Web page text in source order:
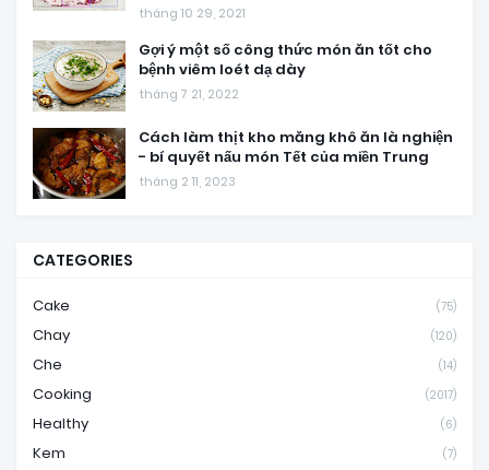
tháng 10 29, 2021
Gợi ý một số công thức món ăn tốt cho
bệnh viêm loét dạ dày
tháng 7 21, 2022
Cách làm thịt kho măng khô ăn là nghiện
- bí quyết nấu món Tết của miền Trung
tháng 2 11, 2023
CATEGORIES
Cake (75)
Chay (120)
Che (14)
Cooking (2017)
Healthy (6)
Kem (7)